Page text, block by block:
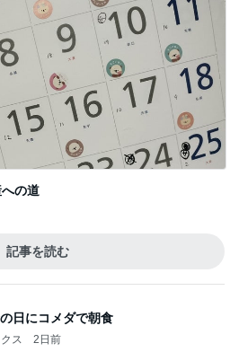
の道
記事を読む
日にコメダで朝食
ス 2日前